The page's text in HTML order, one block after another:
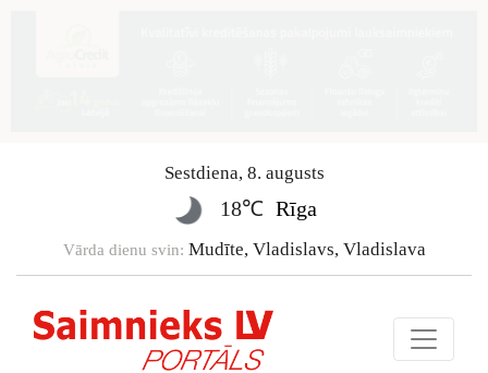
Sestdiena, 8. augusts
18℃ Rīga
Vārda dienu svin: Mudīte, Vladislavs, Vladislava